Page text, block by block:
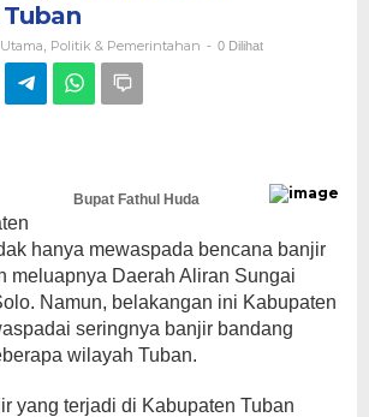
Politik & Pemerintahan - 0 Dilihat
Bupat Fathul Huda
hanya mewaspada bencana banjir
meluapnya Daerah Aliran Sungai
Namun, belakangan ini Kabupaten
seringnya banjir bandang
wilayah Tuban.
yang terjadi di Kabupaten Tuban